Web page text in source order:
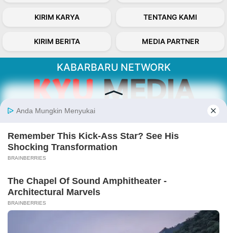
KIRIM KARYA TENTANG KAMI
KIRIM BERITA MEDIA PARTNER
KABARBARU NETWORK
Kabarbaru.co menyajikan berita aktual dan
Follow Kabarbaru